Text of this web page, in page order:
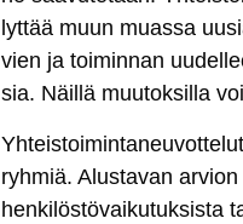
lyt­tää muun muas­sa
vien ja toi­min­nan
sia. Näil­lä muu­tok­sil­la
ryh­miä. Alus­ta­van
hen­ki­lös­tö­vai­ku­tuk­sis­ta